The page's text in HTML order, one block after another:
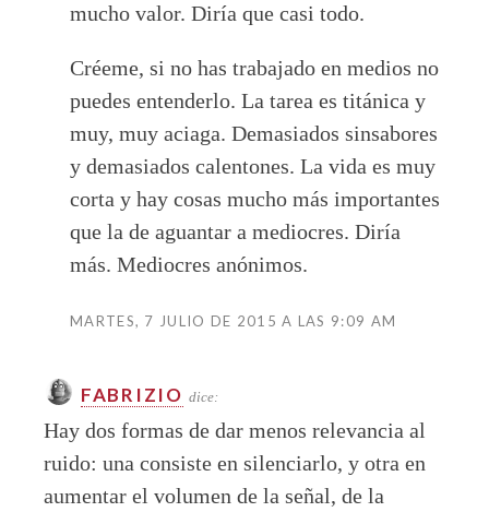
mucho valor. Diría que casi todo.
Créeme, si no has trabajado en medios no
puedes entenderlo. La tarea es titánica y
muy, muy aciaga. Demasiados sinsabores
y demasiados calentones. La vida es muy
corta y hay cosas mucho más importantes
que la de aguantar a mediocres. Diría
más. Mediocres anónimos.
MARTES, 7 JULIO DE 2015 A LAS 9:09 AM
FABRIZIO dice:
Hay dos formas de dar menos relevancia al
ruido: una consiste en silenciarlo, y otra en
aumentar el volumen de la señal, de la